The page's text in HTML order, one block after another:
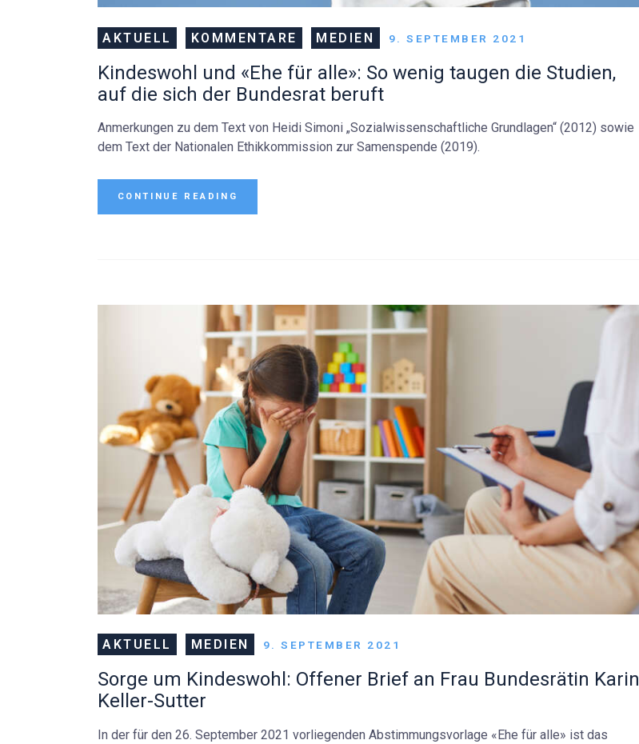
AKTUELL KOMMENTARE MEDIEN 9. SEPTEMBER 2021
Kindeswohl und «Ehe für alle»: So wenig taugen die Studien,
auf die sich der Bundesrat beruft
Anmerkungen zu dem Text von Heidi Simoni „Sozialwissenschaftliche Grundlagen“ (2012) sowie
dem Text der Nationalen Ethikkommission zur Samenspende (2019).
CONTINUE READING
AKTUELL MEDIEN 9. SEPTEMBER 2021
Sorge um Kindeswohl: Offener Brief an Frau Bundesrätin Karin
Keller-Sutter
In der für den 26. September 2021 vorliegenden Abstimmungsvorlage «Ehe für alle» ist das